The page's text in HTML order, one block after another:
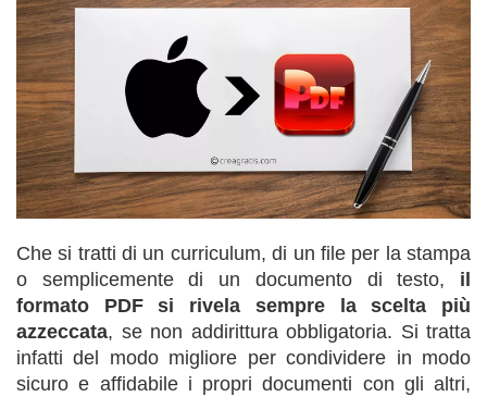
Che si tratti di un curriculum, di un file per la stampa
o semplicemente di un documento di testo, il
formato PDF si rivela sempre la scelta più
azzeccata, se non addirittura obbligatoria. Si tratta
infatti del modo migliore per condividere in modo
sicuro e affidabile i propri documenti con gli altri,